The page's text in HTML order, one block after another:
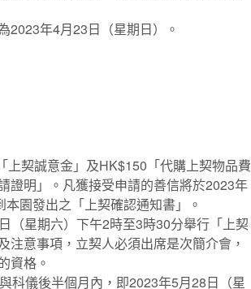
2023年4月23日（星期日）。
上契誠意金」及HK$150「代購上契物品費
證明」。凡獲接受申請的善信將於2023年
園發出之「上契確認通知書」。
（星期六）下午2時至3時30分舉行「上契
注意事項，立契人必須出席是次簡介會，
資格。
科儀後半個月內，即2023年5月28日（星